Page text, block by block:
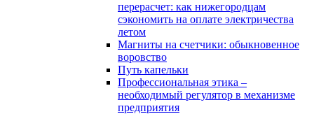
перерасчет: как нижегородцам
сэкономить на оплате электричества
летом
Магниты на счетчики: обыкновенное
воровство
Путь капельки
Профессиональная этика –
необходимый регулятор в механизме
предприятия